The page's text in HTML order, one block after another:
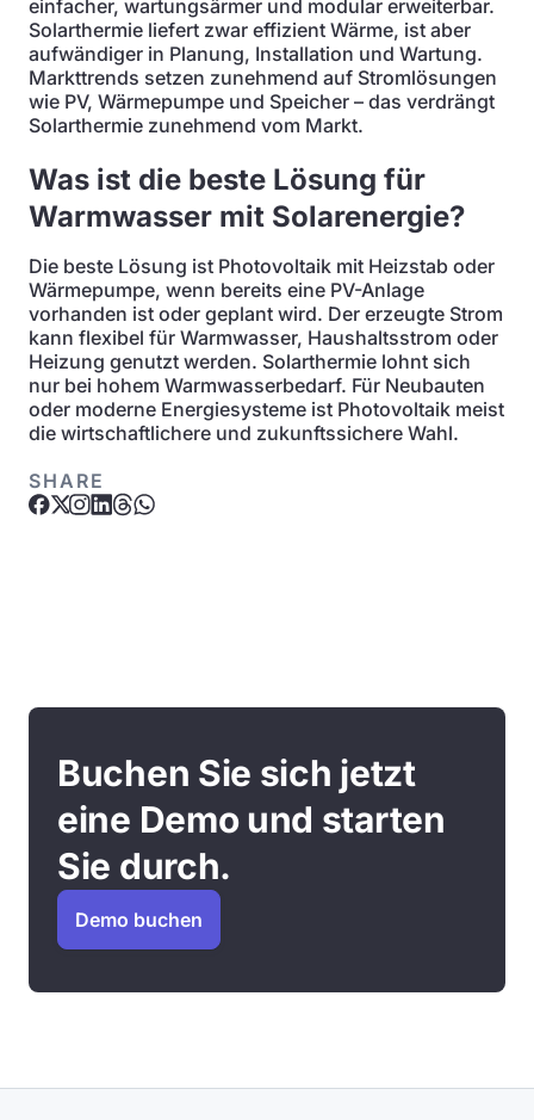
einfacher, wartungsärmer und modular erweiterbar.
Solarthermie liefert zwar effizient Wärme, ist aber
aufwändiger in Planung, Installation und Wartung.
Markttrends setzen zunehmend auf Stromlösungen
wie PV, Wärmepumpe und Speicher – das verdrängt
Solarthermie zunehmend vom Markt.
Was ist die beste Lösung für
Warmwasser mit Solarenergie?
Die beste Lösung ist Photovoltaik mit Heizstab oder
Wärmepumpe, wenn bereits eine PV-Anlage
vorhanden ist oder geplant wird. Der erzeugte Strom
kann flexibel für Warmwasser, Haushaltsstrom oder
Heizung genutzt werden. Solarthermie lohnt sich
nur bei hohem Warmwasserbedarf. Für Neubauten
oder moderne Energiesysteme ist Photovoltaik meist
die wirtschaftlichere und zukunftssichere Wahl.
SHARE
Buchen Sie sich jetzt
eine Demo und starten
Sie durch.
Demo buchen